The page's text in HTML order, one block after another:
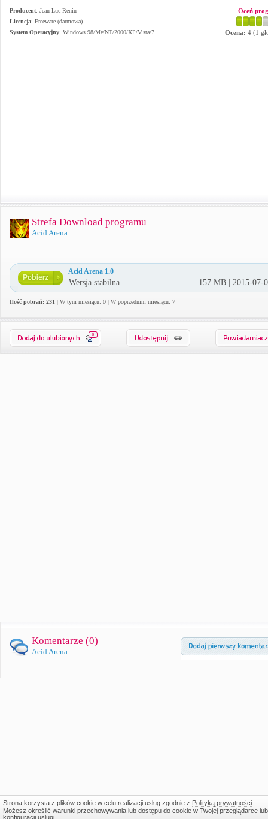
Producent: Jean Luc Renin
Licencja: Freeware (darmowa)
System Operacyjny: Windows 98/Me/NT/2000/XP/Vista/7
Oceń
Ocena: 4 (1
Strefa Download programu
Acid Arena
Acid Arena 1.0
Wersja stabilna 157 MB | 2015-07-
Ilość pobrań: 231 | W tym miesiącu: 0 | W poprzednim miesiącu: 7
0
Komentarze (0)
Acid Arena
Strona korzysta z plików cookie w celu realizacji usług zgodnie z Polityką prywatności.
Możesz określić warunki przechowywania lub dostępu do cookie w Twojej przeglądarce lub
konfiguracji usługi.